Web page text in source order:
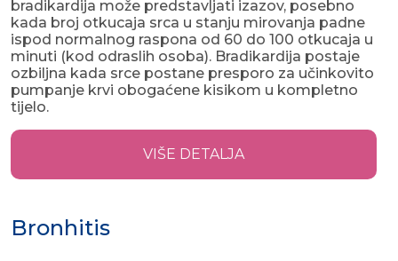
bradikardija može predstavljati izazov, posebno
kada broj otkucaja srca u stanju mirovanja padne
ispod normalnog raspona od 60 do 100 otkucaja u
minuti (kod odraslih osoba). Bradikardija postaje
ozbiljna kada srce postane presporo za učinkovito
pumpanje krvi obogaćene kisikom u kompletno
tijelo.
VIŠE DETALJA
Bronhitis